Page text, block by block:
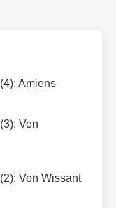
Amiens
Von
Von Wissant